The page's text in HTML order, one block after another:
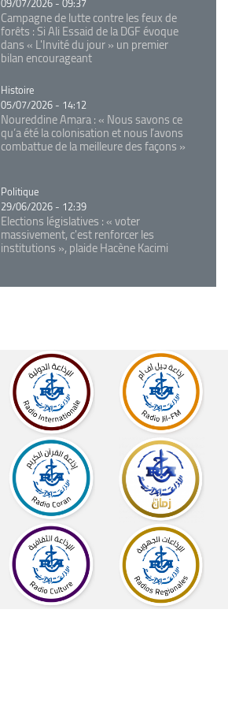
Campagne de lutte contre les feux de
forêts : Si Ali Essaid de la DGF évoque
dans « L'Invité du jour » un premier
bilan encourageant
Catégorie
Histoire
05/07/2026 - 14:12
Noureddine Amara : « Nous savons ce
qu’a été la colonisation et nous l’avons
combattue de la meilleure des façons »
Catégorie
Politique
29/06/2026 - 12:39
Elections législatives : « voter
massivement, c'est renforcer les
institutions », plaide Hacène Kacimi